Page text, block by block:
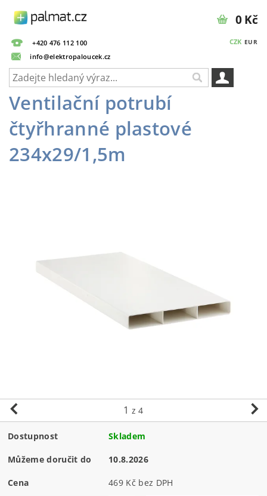
+420 476 112 100
info@elektropaloucek.cz
CZK EUR
0 Kč
Ventilační potrubí
čtyřhranné plastové
234x29/1,5m
1 z 4
Dostupnost Skladem
Můžeme doručit do 10.8.2026
Cena 469 Kč bez DPH